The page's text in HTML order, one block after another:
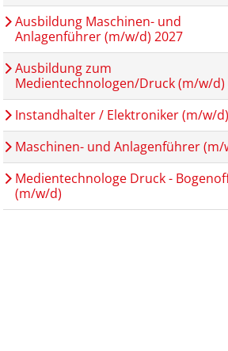
Ausbildung Maschinen- und
Anlagenführer (m/w/d) 2027
Ausbildung zum
Medientechnologen/Druck (m/w/d)
Instandhalter / Elektroniker (m/w/d)
Maschinen- und Anlagenführer (m/
Medientechnologe Druck -
(m/w/d)